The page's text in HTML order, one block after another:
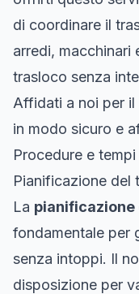
di coordinare il
arredi, macchinari
trasloco senza
Affidati a noi per il
in modo sicuro e
Procedure e tempi
Pianificazione del
La
fondamentale per
senza intoppi. Il
disposizione per